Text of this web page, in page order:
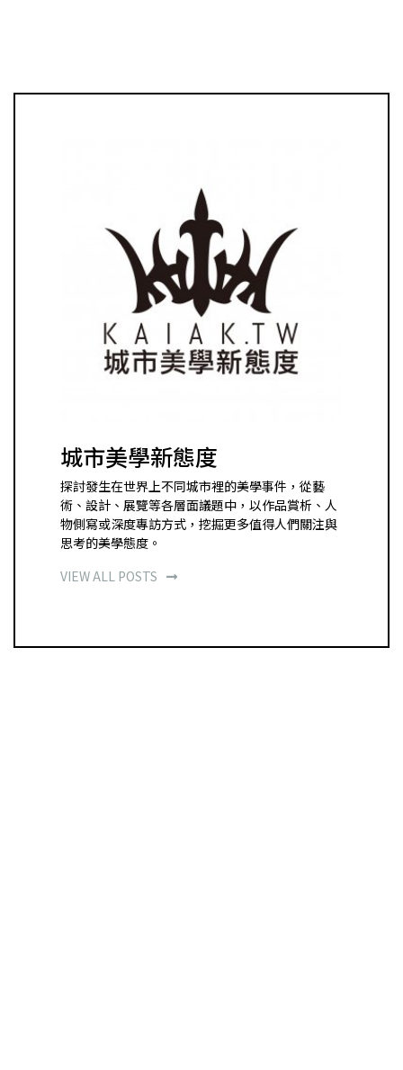
城市美學新態度
探討發生在世界上不同城市裡的美學事件，從藝
術、設計、展覽等各層面議題中，以作品賞析、人
物側寫或深度專訪方式，挖掘更多值得人們關注與
思考的美學態度。
VIEW ALL POSTS